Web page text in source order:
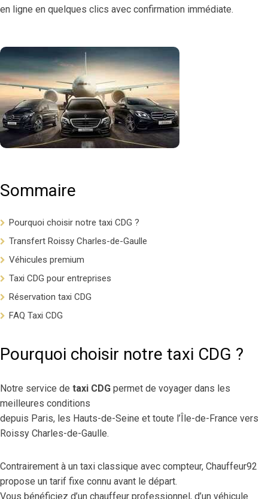
en ligne en quelques clics avec confirmation immédiate.
Sommaire
Pourquoi choisir notre taxi CDG ?
Transfert Roissy Charles-de-Gaulle
Véhicules premium
Taxi CDG pour entreprises
Réservation taxi CDG
FAQ Taxi CDG
Pourquoi choisir notre taxi CDG ?
Notre service de taxi CDG permet de voyager dans les
meilleures conditions
depuis Paris, les Hauts-de-Seine et toute l’Île-de-France vers
Roissy Charles-de-Gaulle.
Contrairement à un taxi classique avec compteur, Chauffeur92
propose un tarif fixe connu avant le départ.
Vous bénéficiez d’un chauffeur professionnel, d’un véhicule